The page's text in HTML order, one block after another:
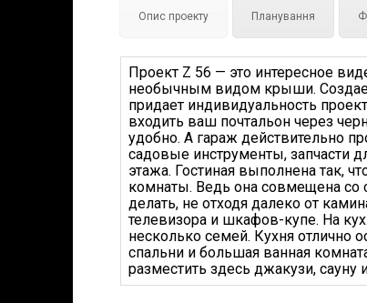
Опис проекту Планування
Проект Z 56 — это интересное
необычным видом крыши.
придает индивидуальность
входить ваш почтальон через
удобно. А гараж действительно
садовые инструменты, запчасти
этажа. Гостиная выполнена так,
комнаты. Ведь она совмещена со
делать, не отходя далеко от
телевизора и шкафов-купе. На
несколько семей. Кухня отлично
спальни и большая ванная
разместить здесь джакузи,